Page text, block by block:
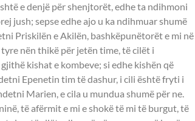
e denjë për shenjtorët, edhe ta ndihmoni
jush; sepse edhe ajo u ka ndihmuar shumë
Priskilën e Akilën, bashkëpunëtorët e mi në
nën thikë për jetën time, të cilët i
kishat e kombeve; si edhe kishën që
Epenetin tim të dashur, i cili është fryti i
Marien, e cila u mundua shumë për ne.
të afërmit e mi e shokë të mi të burgut, të